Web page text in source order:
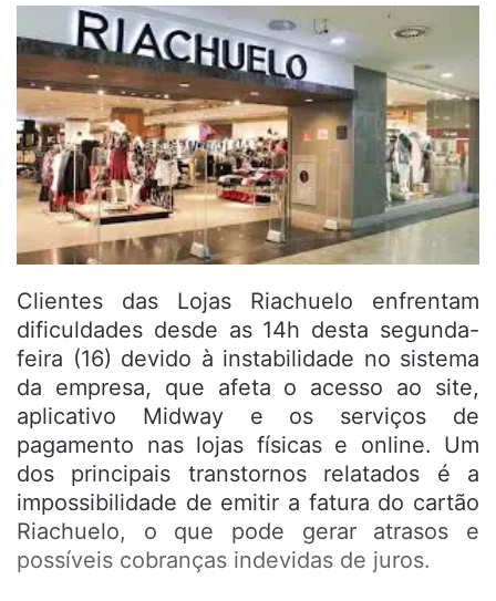
Clientes das Lojas Riachuelo enfrentam
dificuldades desde as 14h desta segunda-
feira (16) devido à instabilidade no sistema
da empresa, que afeta o acesso ao site,
aplicativo Midway e os serviços de
pagamento nas lojas físicas e online. Um
dos principais transtornos relatados é a
impossibilidade de emitir a fatura do cartão
Riachuelo, o que pode gerar atrasos e
possíveis cobranças indevidas de juros.